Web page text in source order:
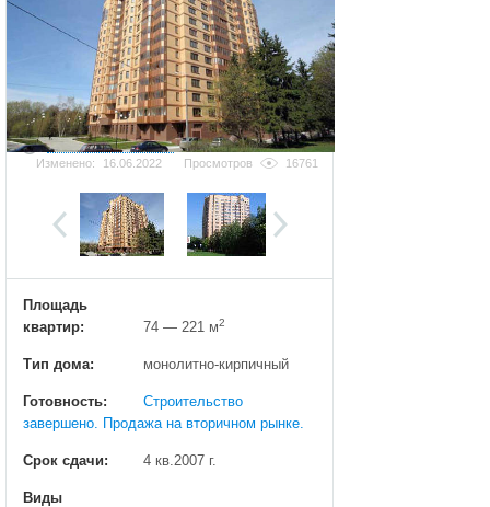
Добавить фотографию
Изменено:
16.06.2022 Просмотров 16761
Площадь
квартир:
74 — 221 м2
Тип дома: монолитно-кирпичный
Готовность:
Строительство
завершено. Продажа на вторичном рынке.
Срок сдачи: 4 кв.2007 г.
Виды